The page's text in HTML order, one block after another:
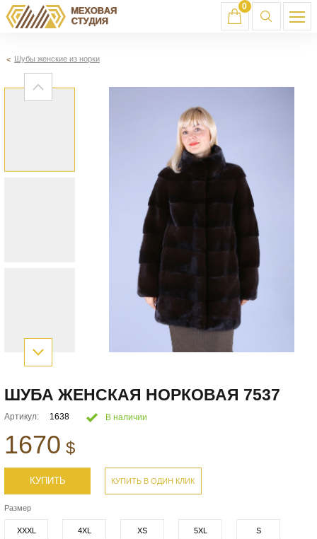
0
Шубы женские из норки
ШУБА ЖЕНСКАЯ НОРКОВАЯ 7537
Артикул: 1638 В наличии
1670 $
КУПИТЬ КУПИТЬ В ОДИН КЛИК
Размер
XXXL 4XL XS 5XL S